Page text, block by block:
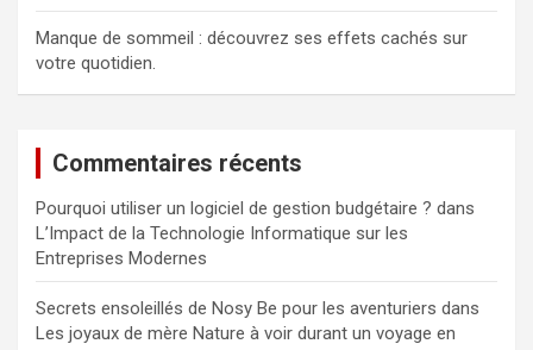
Manque de sommeil : découvrez ses effets cachés sur
votre quotidien.
Commentaires récents
Pourquoi utiliser un logiciel de gestion budgétaire ? dans
L’Impact de la Technologie Informatique sur les
Entreprises Modernes
Secrets ensoleillés de Nosy Be pour les aventuriers dans
Les joyaux de mère Nature à voir durant un voyage en